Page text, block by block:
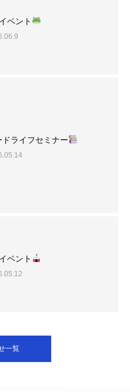
ベント
ドライフセミナー
ベント
一覧